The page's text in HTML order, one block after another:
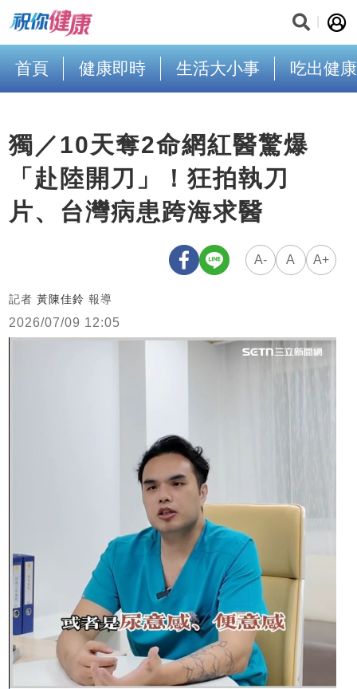
首頁 健康即時 生活大小事 吃出健康
獨／10天奪2命網紅醫驚爆
「赴陸開刀」！狂拍執刀
片、台灣病患跨海求醫
A- A A+
記者 黃陳佳鈴 報導
2026/07/09 12:05